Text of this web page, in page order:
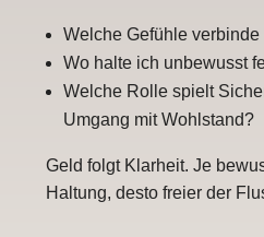
Welche Gefühle
Wo halte ich unbewusst
Welche Rolle spielt
Umgang mit Wohlstand?
Geld folgt Klarheit. Je
Haltung, desto freier der